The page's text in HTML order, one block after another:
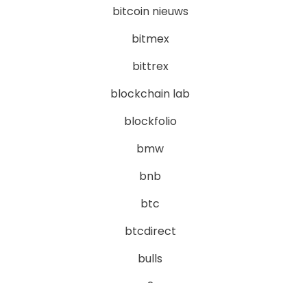
bitcoin nieuws
bitmex
bittrex
blockchain lab
blockfolio
bmw
bnb
btc
btcdirect
bulls